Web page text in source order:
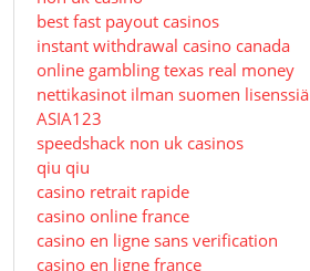
best fast payout casinos
instant withdrawal casino canada
online gambling texas real money
nettikasinot ilman suomen lisenssiä
ASIA123
speedshack non uk casinos
qiu qiu
casino retrait rapide
casino online france
casino en ligne sans verification
casino en ligne france